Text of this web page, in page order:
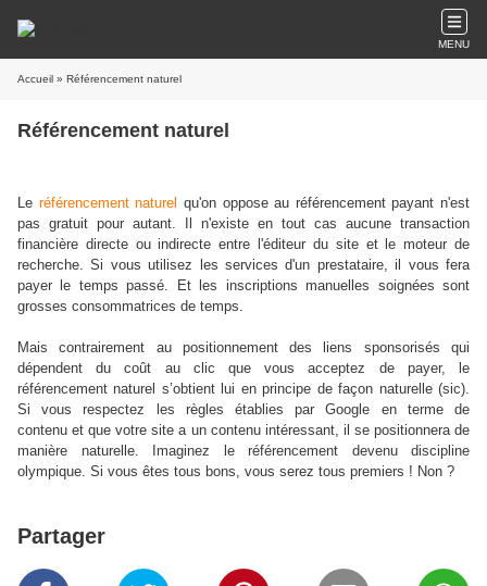
MENU
Accueil » Référencement naturel
Référencement naturel
Le référencement naturel qu'on oppose au référencement payant n'est
pas gratuit pour autant. Il n'existe en tout cas aucune transaction
financière directe ou indirecte entre l'éditeur du site et le moteur de
recherche. Si vous utilisez les services d'un prestataire, il vous fera
payer le temps passé. Et les inscriptions manuelles soignées sont
grosses consommatrices de temps.
Mais contrairement au positionnement des liens sponsorisés qui
dépendent du coût au clic que vous acceptez de payer, le
référencement naturel s’obtient lui en principe de façon naturelle (sic).
Si vous respectez les règles établies par Google en terme de
contenu et que votre site a un contenu intéressant, il se positionnera de
manière naturelle. Imaginez le référencement devenu discipline
olympique. Si vous êtes tous bons, vous serez tous premiers ! Non ?
Partager